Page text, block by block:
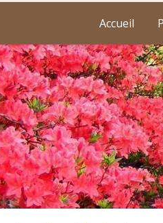
Accueil